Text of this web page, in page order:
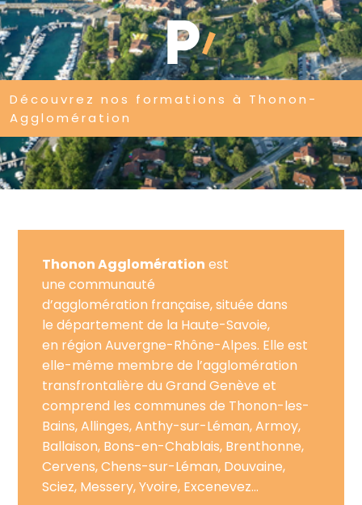
Découvrez nos formations à Thonon-
Agglomération
Thonon Agglomération est
une communauté
d’agglomération française, située dans
le département de la Haute-Savoie,
en région Auvergne-Rhône-Alpes. Elle est
elle-même membre de l’agglomération
transfrontalière du Grand Genève et
comprend les communes de Thonon-les-
Bains, Allinges, Anthy-sur-Léman, Armoy,
Ballaison, Bons-en-Chablais, Brenthonne,
Cervens, Chens-sur-Léman, Douvaine,
Sciez, Messery, Yvoire, Excenevez…